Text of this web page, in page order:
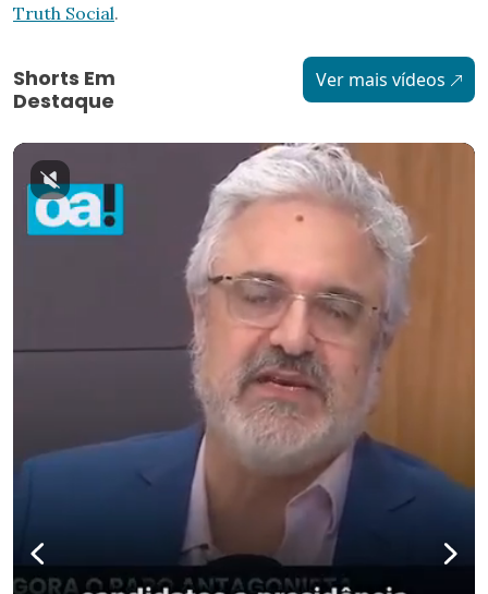
Truth Social.
Shorts Em
Destaque
Ver mais vídeos